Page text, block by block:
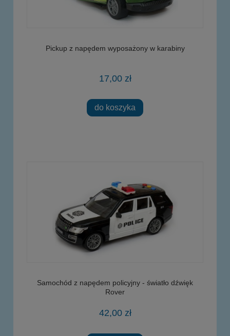
Pickup z napędem wyposażony w karabiny
17,00 zł
do koszyka
Samochód z napędem policyjny - światło dźwięk
Rover
42,00 zł